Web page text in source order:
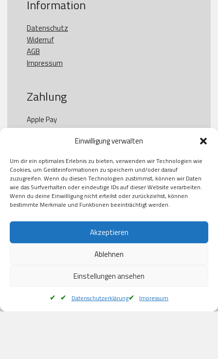
Einwilligung verwalten
Um dir ein optimales Erlebnis zu bieten, verwenden wir Technologien wie
Cookies, um Geräteinformationen zu speichern und/oder darauf
zuzugreifen. Wenn du diesen Technologien zustimmst, können wir Daten
wie das Surfverhalten oder eindeutige IDs auf dieser Website verarbeiten.
Wenn du deine Einwilligung nicht erteilst oder zurückziehst, können
bestimmte Merkmale und Funktionen beeinträchtigt werden.
Akzeptieren
Ablehnen
Einstellungen ansehen
Datenschutzerklärung Impressum
Information
Datenschutz
Widerruf
AGB
Impressum
Zahlung
Apple Pay
Paypal
Kauf auf Rechung
Klarna
American Express